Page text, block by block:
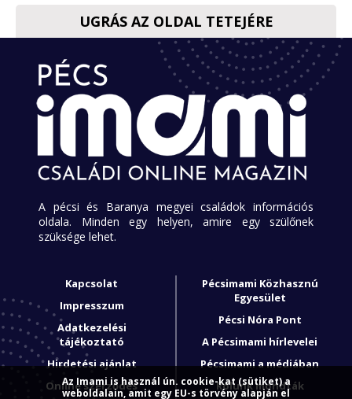
UGRÁS AZ OLDAL TETEJÉRE
A pécsi és Baranya megyei családok információs
oldala. Minden egy helyen, amire egy szülőnek
szüksége lehet.
Kapcsolat
Impresszum
Adatkezelési
tájékoztató
Hirdetési ajánlat
Online szerződés
Pécsimami Közhasznú
Egyesület
Pécsi Nóra Pont
A Pécsimami hírlevelei
Pécsimami a médiában
Rólunk mondták
Az Imami is használ ún. cookie-kat (sütiket) a
weboldalain, amit egy EU-s törvény alapján el